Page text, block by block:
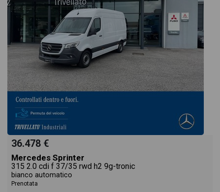
36.478 €
Mercedes Sprinter
315 2.0 cdi f 37/35 rwd h2 9g-tronic
bianco automatico
Prenotata